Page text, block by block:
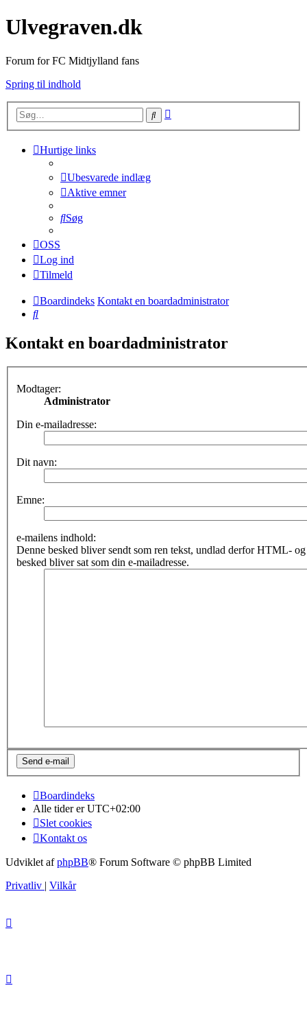
Ulvegraven.dk
Forum for FC Midtjylland fans
Spring til indhold
Søg
Hurtige links
Ubesvarede indlæg
Aktive emner
Søg
OSS
Log ind
Tilmeld
Boardindeks Kontakt en boardadministrator
Søg
Kontakt en boardadministrator
Modtager:
Administrator
Din e-mailadresse:
Dit navn:
Emne:
e-mailens indhold:
Denne besked bliver sendt som ren tekst, undlad derfor HTML-
besked bliver sat som din e-mailadresse.
Boardindeks
Alle tider erUTC+02:00
Slet cookies
Kontakt os
Udviklet afphpBB® Forum Software © phpBB Limited
Privatliv
Vilkår